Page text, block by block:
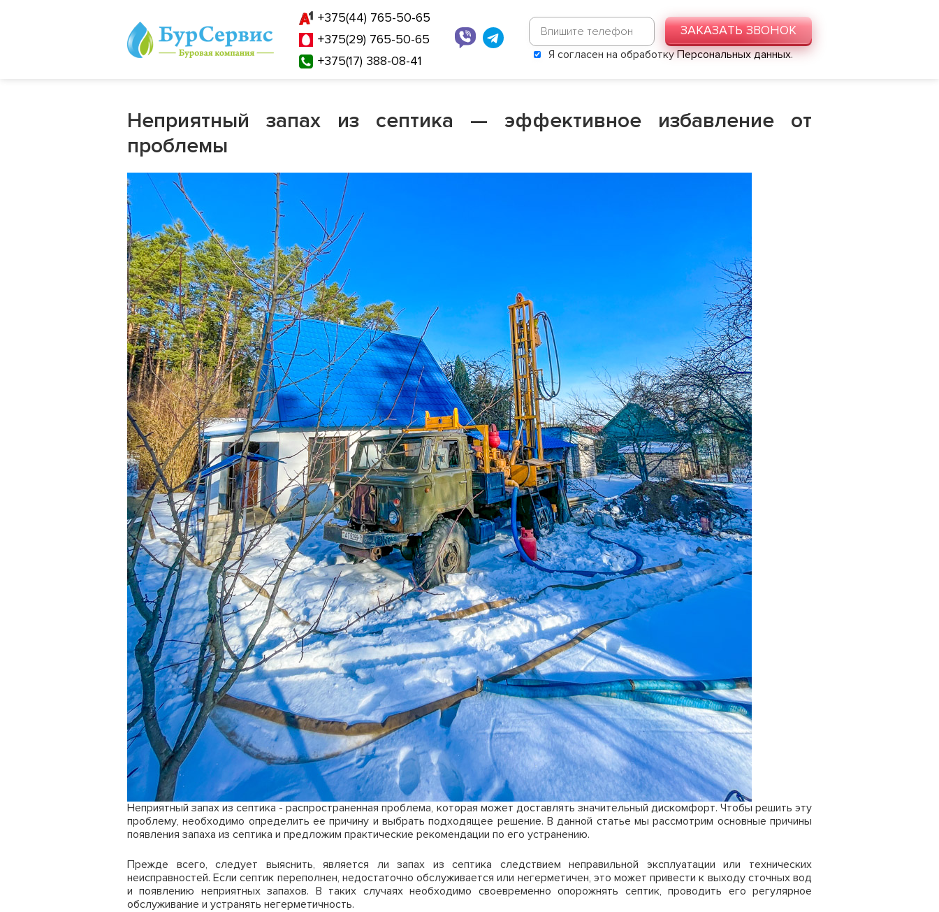
+375(44) 765-50-65
+375(29) 765-50-65
+375(17) 388-08-41
ЗАКАЗАТЬ ЗВОНОК
Я согласен на обработкуПерсональных данных.
Неприятный запах из септика — эффективное избавление от
проблемы
Неприятный запах из септика - распространенная проблема, которая может доставлять значительный дискомфорт. Чтобы решить эту
проблему, необходимо определить ее причину и выбрать подходящее решение. В данной статье мы рассмотрим основные причины
появления запаха из септика и предложим практические рекомендации по его устранению.
Прежде всего, следует выяснить, является ли запах из септика следствием неправильной эксплуатации или технических
неисправностей. Если септик переполнен, недостаточно обслуживается или негерметичен, это может привести к выходу сточных вод
и появлению неприятных запахов. В таких случаях необходимо своевременно опорожнять септик, проводить его регулярное
обслуживание и устранять негерметичность.